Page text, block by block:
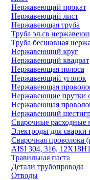
Нержавеющий прокат
Нержавеющий лист
Нержавеющая труба
Труба эл.св
Труба бесшовная
Нержавеющий круг
Нержавеющий квадрат
Нержавеющая полоса
Нержавеющий уголок
Нержавеющая
Нержавеющие прутки
Нержавеющая
Нержавеющий
Сварочные расходные
Электроды для
Сварочная проволока
AISI 304, 316,
Травильная паста
Детали трубопровода
Отводы